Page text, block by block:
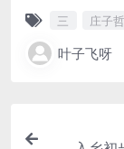
三 庄子
叶子飞呀